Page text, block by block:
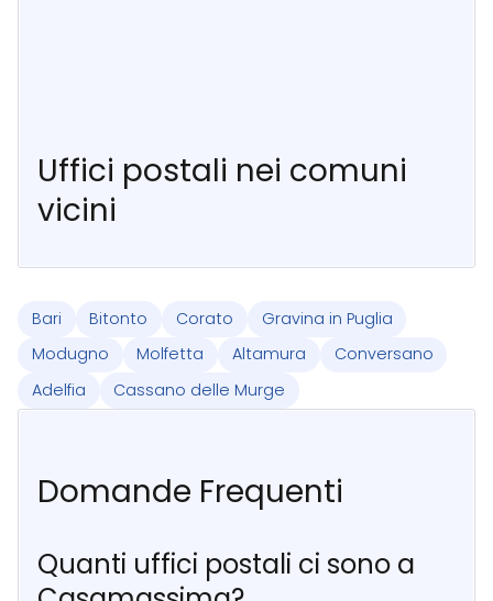
Uffici postali nei comuni
vicini
Bari Bitonto Corato
Gravina in Puglia
Modugno
Molfetta Altamura
Conversano
Adelfia
Cassano delle Murge
Domande Frequenti
Quanti uffici postali ci sono a